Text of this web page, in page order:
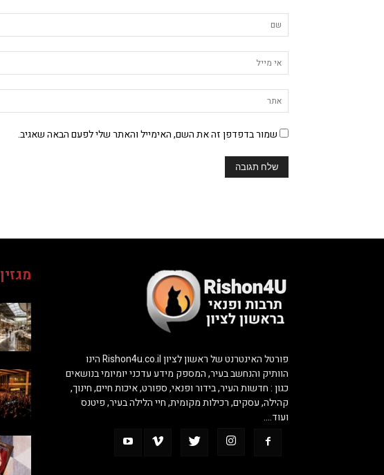
שמור בדפדפן זה את השם, האימייל והאתר שלי לפעם הבאה שאגיב.
מגזין
פורטל האינטרנט של ראשון לציון Rishon4u.co.il הינו
הוותיק והנחשב בעיר, המספק מידע עדכני יומיומי בנושאים
כגון : חדשות העיר, בידור ופנאי, ספורט, איכות חיים, חינוך,
קהילה, עסקים, רכילות מקומית, חיי הלילה בעיר, פיטנס
ועוד….